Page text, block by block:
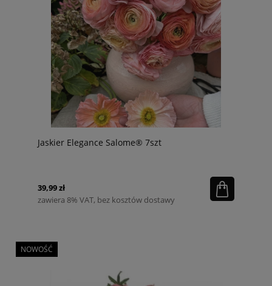
Jaskier Elegance Salome® 7szt
39,99 zł
zawiera 8% VAT, bez kosztów dostawy
NOWOŚĆ